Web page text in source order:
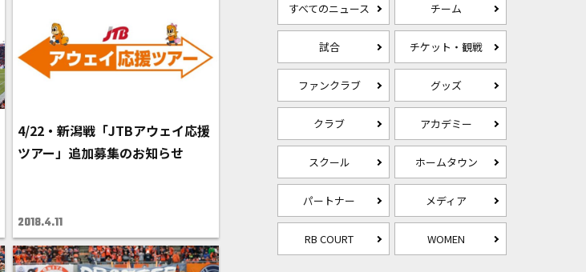
4/22・新潟戦「JTBアウェイ応援
ツアー」追加募集のお知らせ
2018.4.11
すべてのニュース チーム
試合 チケット・観戦
ファンクラブ グッズ
クラブ アカデミー
スクール ホームタウン
パートナー メディア
RB COURT WOMEN